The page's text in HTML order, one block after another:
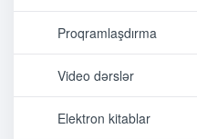
Proqramlaşdırma
Video dərslər
Elektron kitablar